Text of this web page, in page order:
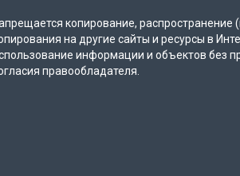
копирование, распространение
на другие сайты и ресурсы в
информации и объектов без
правообладателя.